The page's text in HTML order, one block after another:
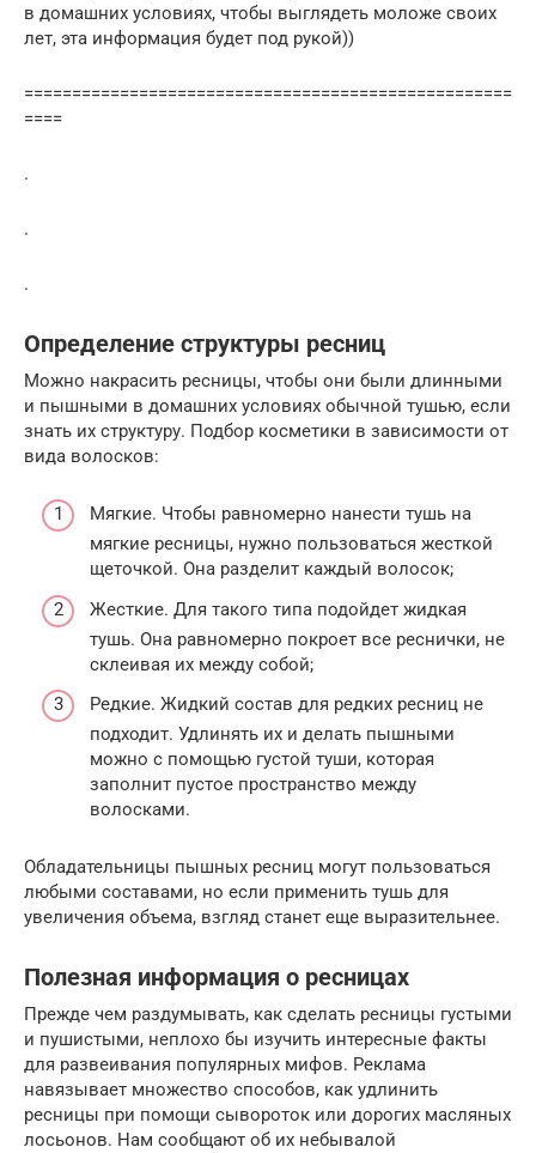
в домашних условиях, чтобы выглядеть моложе своих
лет, эта информация будет под рукой))
===================================================
====
.
.
.
Определение структуры ресниц
Можно накрасить ресницы, чтобы они были длинными
и пышными в домашних условиях обычной тушью, если
знать их структуру. Подбор косметики в зависимости от
вида волосков:
Мягкие. Чтобы равномерно нанести тушь на
мягкие ресницы, нужно пользоваться жесткой
щеточкой. Она разделит каждый волосок;
Жесткие. Для такого типа подойдет жидкая
тушь. Она равномерно покроет все реснички, не
склеивая их между собой;
Редкие. Жидкий состав для редких ресниц не
подходит. Удлинять их и делать пышными
можно с помощью густой туши, которая
заполнит пустое пространство между
волосками.
Обладательницы пышных ресниц могут пользоваться
любыми составами, но если применить тушь для
увеличения объема, взгляд станет еще выразительнее.
Полезная информация о ресницах
Прежде чем раздумывать, как сделать ресницы густыми
и пушистыми, неплохо бы изучить интересные факты
для развеивания популярных мифов. Реклама
навязывает множество способов, как удлинить
ресницы при помощи сывороток или дорогих масляных
лосьонов. Нам сообщают об их небывалой